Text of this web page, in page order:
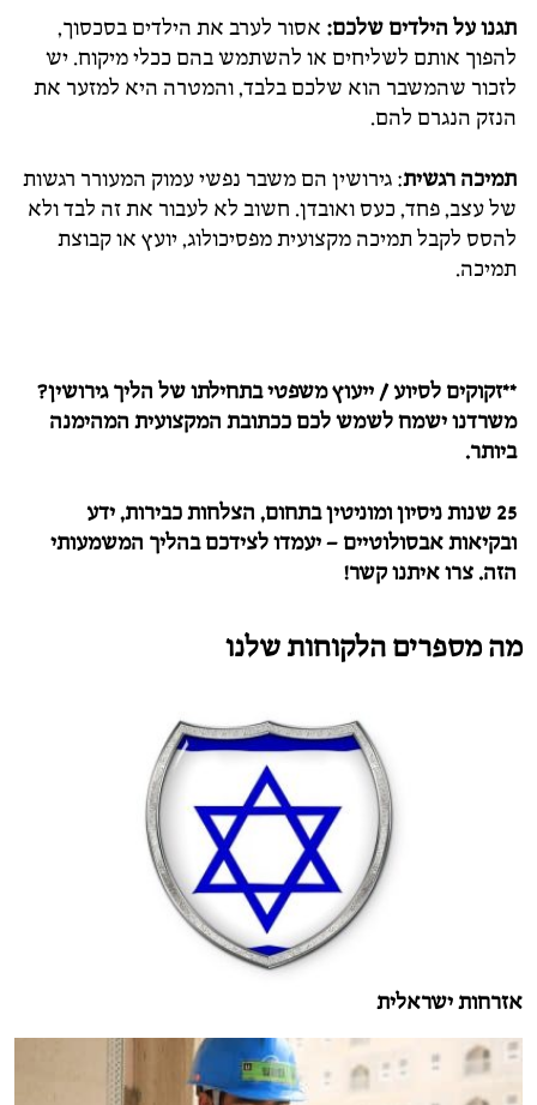
תגנו על הילדים שלכם: אסור לערב את הילדים בסכסוך,
להפוך אותם לשליחים או להשתמש בהם ככלי מיקוח. יש
לזכור שהמשבר הוא שלכם בלבד, והמטרה היא למזער את
הנזק הנגרם להם.
תמיכה רגשית: גירושין הם משבר נפשי עמוק המעורר רגשות
של עצב, פחד, כעס ואובדן. חשוב לא לעבור את זה לבד ולא
להסס לקבל תמיכה מקצועית מפסיכולוג, יועץ או קבוצת
תמיכה.
**זקוקים לסיוע / ייעוץ משפטי בתחילתו של הליך גירושין?
משרדנו ישמח לשמש לכם ככתובת המקצועית המהימנה
ביותר.
25 שנות ניסיון ומוניטין בתחום, הצלחות כבירות, ידע
ובקיאות אבסולוטיים – יעמדו לצידכם בהליך המשמעותי
הזה. צרו איתנו קשר!
מה מספרים הלקוחות שלנו
אזרחות ישראלית